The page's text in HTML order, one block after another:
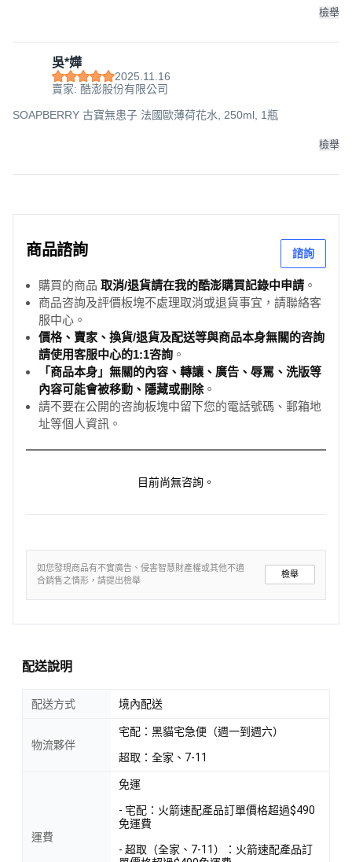
檢舉
吳*嬅
2025.11.16
賣家: 酷澎股份有限公司
SOAPBERRY 古寶無患子 法國歐薄荷花水, 250ml, 1瓶
檢舉
商品諮詢 諮詢
購買的商品 取消/退貨請在我的酷澎購買記錄中申請 。
商品咨詢及評價板塊不處理取消或退貨事宜，請聯絡客
服中心。
價格、賣家、換貨/退貨及配送等與商品本身無關的咨詢
請使用客服中心的1:1咨詢 。
「商品本身」無關的內容、轉讓、廣告、辱罵、洗版等
內容可能會被移動、隱藏或刪除。
請不要在公開的咨詢板塊中留下您的電話號碼、郵箱地
址等個人資訊。
目前尚無咨詢。
如您發現商品有不實廣告、侵害智慧財產權或其他不適
合銷售之情形，請提出檢舉
檢舉
配送說明
配送方式 境內配送
物流夥伴
宅配：黑貓宅急便（週一到週六）
超取：全家、7-11
運費
免運
- 宅配：火箭速配產品訂單價格超過$490
免運費
- 超取（全家、7-11）：火箭速配產品訂